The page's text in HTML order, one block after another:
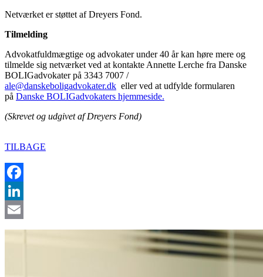
Netværket er støttet af Dreyers Fond.
Tilmelding
Advokatfuldmægtige og advokater under 40 år kan høre mere og
tilmelde sig netværket ved at kontakte Annette Lerche fra Danske
BOLIGadvokater på 3343 7007 /
ale@danskeboligadvokater.dk eller ved at udfylde formularen
på Danske BOLIGadvokaters hjemmeside.
(Skrevet og udgivet af Dreyers Fond)
TILBAGE
Facebook
LinkedIn
Email